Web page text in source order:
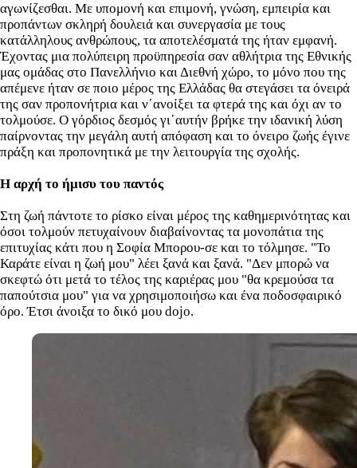
αγωνίζεσθαι. Με υπομονή και επιμονή, γνώση, εμπειρία και
προπάντων σκληρή δουλειά και συνεργασία με τους
κατάλληλους ανθρώπους, τα αποτελέσματά της ήταν εμφανή.
Έχοντας μια πολύπειρη προϋπηρεσία σαν αθλήτρια της Εθνικής
μας ομάδας στο Πανελλήνιο και Διεθνή χώρο, το μόνο που της
απέμενε ήταν σε ποιο μέρος της Ελλάδας θα στεγάσει τα όνειρά
της σαν προπονήτρια και ν΄ανοίξει τα φτερά της και όχι αν το
τολμούσε. Ο γόρδιος δεσμός γι΄αυτήν βρήκε την ιδανική λύση
παίρνοντας την μεγάλη αυτή απόφαση και το όνειρο ζωής έγινε
πράξη και προπονητικά με την λειτουργία της σχολής.
Η αρχή το ήμισυ του παντός
Στη ζωή πάντοτε το ρίσκο είναι μέρος της καθημερινότητας και
όσοι τολμούν πετυχαίνουν διαβαίνοντας τα μονοπάτια της
επιτυχίας κάτι που η Σοφία Μπορου-σε και το τόλμησε. "Το
Καράτε είναι η ζωή μου" λέει ξανά και ξανά. "Δεν μπορώ να
σκεφτώ ότι μετά το τέλος της καριέρας μου "θα κρεμούσα τα
παπούτσια μου" για να χρησιμοποιήσω και ένα ποδοσφαιρικό
όρο. Έτσι άνοιξα το δικό μου dojo.